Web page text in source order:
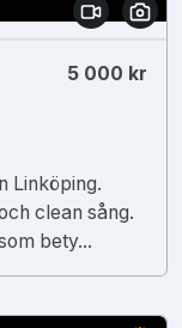
5 000 kr
Linköping.
clean sång.
bety...